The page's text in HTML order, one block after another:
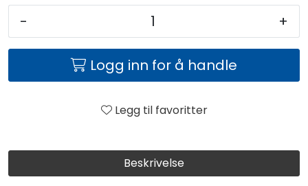
Beskrivelse
- +
Logg inn for å handle
Legg til favoritter